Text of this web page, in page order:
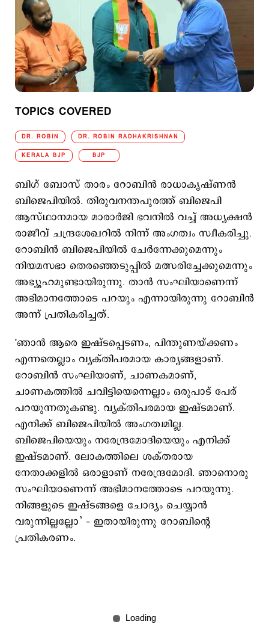
TOPICS COVERED
DR. ROBIN DR. ROBIN RADHAKRISHNAN
KERALA BJP BJP
ബിഗ് ബോസ് താരം റോബിന്‍ രാധാകൃഷ്ണന്‍
ബിജെപിയില്‍. തിരുവനന്തപുരത്ത് ബിജെപി
ആസ്ഥാനമായ മാരാര്‍ജി ഭവനില്‍ വച്ച് അധ്യക്ഷന്‍
രാജീവ് ചന്ദ്രശേഖറില്‍ നിന്ന് അംഗത്വം സ്വീകരിച്ചു.
റോബിന്‍ ബിജെപിയില്‍ ചേര്‍ന്നേക്കുമെന്നും
നിയമസഭാ തെരഞ്ഞെടുപ്പില്‍ മത്സരിച്ചേക്കുമെന്നും
അഭ്യൂഹമുണ്ടായിരുന്നു. താന്‍ സംഘിയാണെന്ന്
അഭിമാനത്തോടെ പറയും എന്നായിരുന്നു റോബിന്‍
അന്ന് പ്രതികരിച്ചത്.
'ഞാന്‍ ആരെ ഇഷ്ടപ്പെടണം, പിന്തുണയ്ക്കണം
എന്നതെല്ലാം വ്യക്തിപരമായ കാര്യങ്ങളാണ്.
റോബിന്‍ സംഘിയാണ്, ചാണകമാണ്,
ചാണകത്തില്‍ ചവിട്ടിയെന്നെല്ലാം ഒരുപാട് പേര്
പറയുന്നതുകണ്ടു. വ്യക്തിപരമായ ഇഷ്ടമാണ്.
എനിക്ക് ബിജെപിയില്‍ അംഗത്വമില്ല.
ബിജെപിയെയും നരേന്ദ്രമോദിയെയും എനിക്ക്
ഇഷ്ടമാണ്. ലോകത്തിലെ ശക്തരായ
നേതാക്കളില്‍ ഒരാളാണ് നരേന്ദ്രമോദി. ഞാനൊരു
സംഘിയാണെന്ന് അഭിമാനത്തോടെ പറയുന്നു.
നിങ്ങളുടെ ഇഷ്ടങ്ങളെ ചോദ്യം ചെയ്യാന്‍
വരുന്നില്ലല്ലോ’ – ഇതായിരുന്നു റോബിന്റെ
പ്രതികരണം.